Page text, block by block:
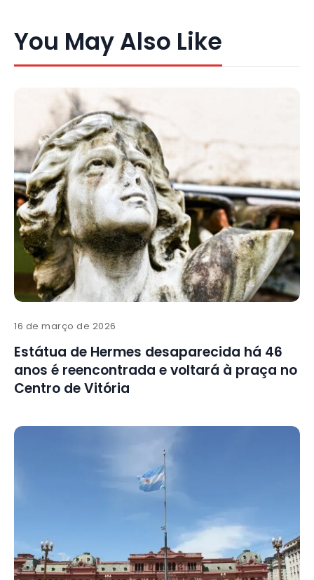
You May Also Like
16 de março de 2026
Estátua de Hermes desaparecida há 46
anos é reencontrada e voltará à praça no
Centro de Vitória